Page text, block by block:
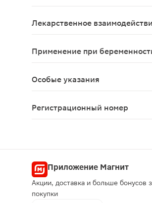
Лекарственное
Применение при
Особые указания
Регистрационный номер
Приложение Магнит
Акции, доставка и больше бонусов
покупки